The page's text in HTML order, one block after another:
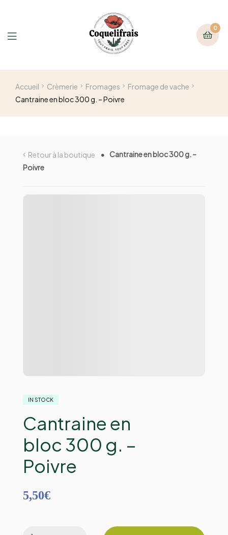
0
Accueil Crèmerie Fromages
Fromage de vache
Cantraine en bloc 300 g. – Poivre
Retour à la boutique
Cantraine en bloc 300 g. –
Poivre
IN STOCK
Cantraine en
bloc 300 g. –
Poivre
5,50€